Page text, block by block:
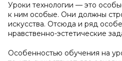
Уроки технологии — это
к ним особые. Они должны
искусства. Отсюда и ряд
нравственно-эстетические
Особенностью обучения на